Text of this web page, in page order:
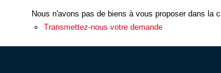
Nous n'avons pas de biens à vous proposer dans la
Transmettez-nous votre demande